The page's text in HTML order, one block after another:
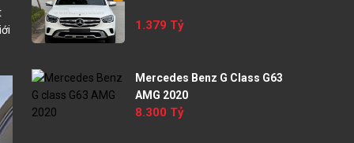
1.379 Tỷ
Mercedes Benz G Class G63
AMG 2020
8.300 Tỷ